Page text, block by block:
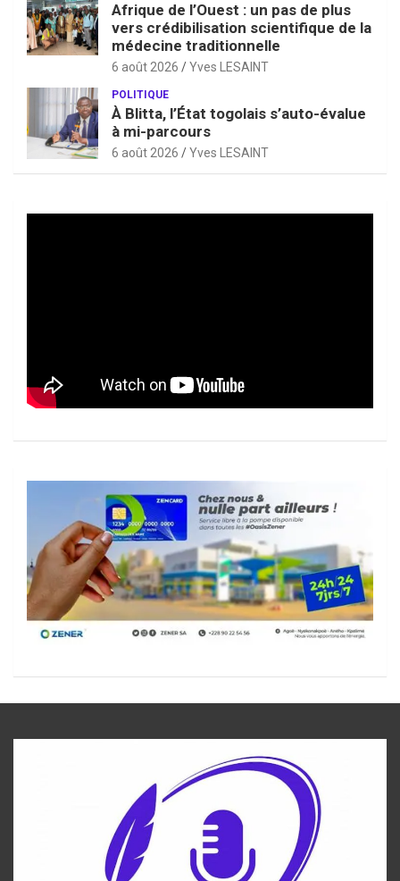
Afrique de l’Ouest : un pas de plus
vers crédibilisation scientifique de la
médecine traditionnelle
6 août 2026 Yves LESAINT
POLITIQUE
À Blitta, l’État togolais s’auto-évalue
à mi-parcours
6 août 2026 Yves LESAINT